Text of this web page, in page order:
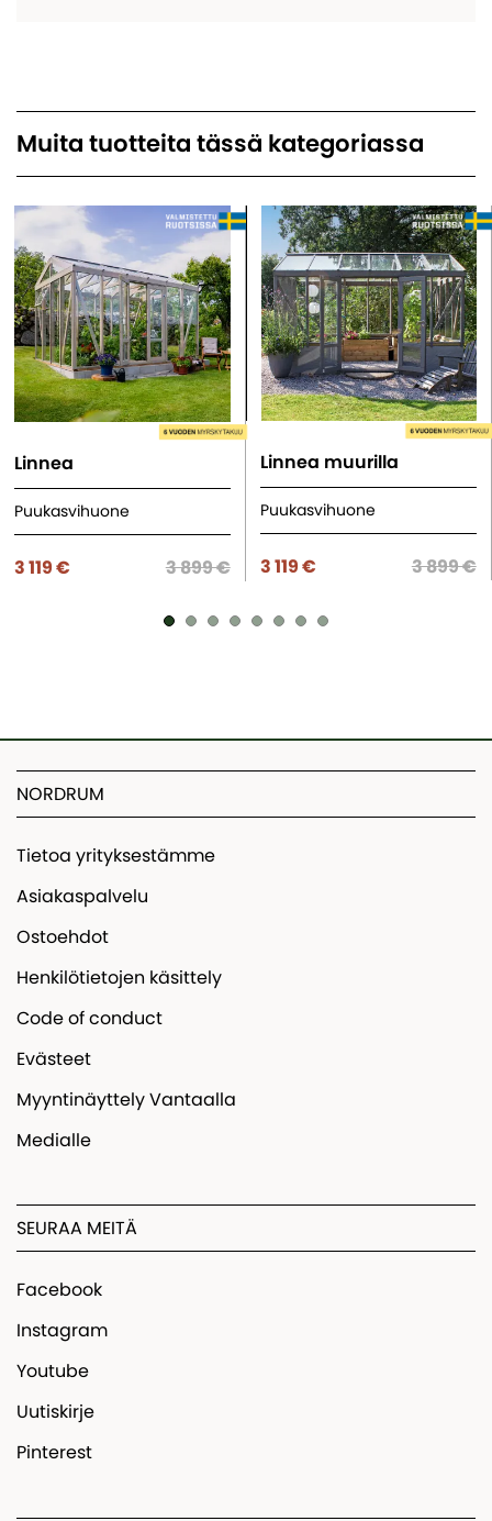
Muita tuotteita tässä kategoriassa
Linnea
Puukasvihuone
3 119 € 3 899 €
Linnea muurilla
Puukasvihuone
3 119 € 3 899 €
NORDRUM
Tietoa yrityksestämme
Asiakaspalvelu
Ostoehdot
Henkilötietojen käsittely
Code of conduct
Evästeet
Myyntinäyttely Vantaalla
Medialle
SEURAA MEITÄ
Facebook
Instagram
Youtube
Uutiskirje
Pinterest